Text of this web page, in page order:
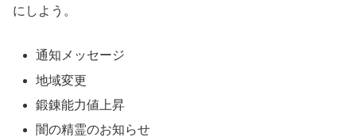
にしよう。
通知メッセージ
地域変更
鍛錬能力値上昇
闇の精霊のお知らせ